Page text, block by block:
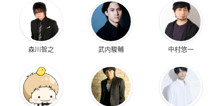
森川智之 武内駿輔 中村悠一